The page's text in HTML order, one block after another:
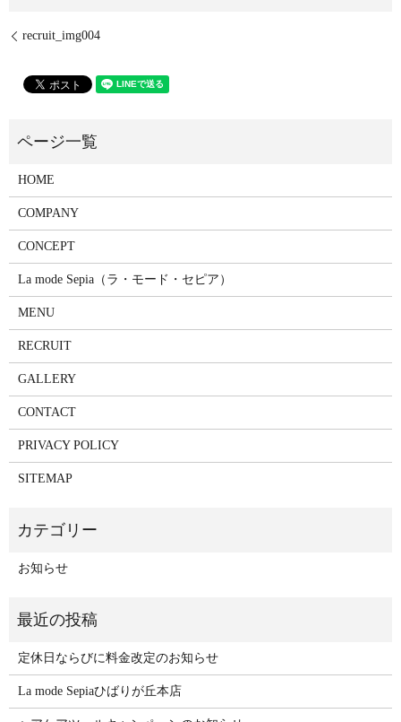
recruit_img004
HOME
COMPANY
CONCEPT
La mode Sepia（ラ・モード・セピア）
MENU
RECRUIT
GALLERY
CONTACT
PRIVACY POLICY
SITEMAP
お知らせ
定休日ならびに料金改定のお知らせ
La mode Sepiaひばりが丘本店